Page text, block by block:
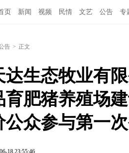
页 新闻 视频 民情 文艺 公告 专
告 > 正文
生态牧业有
育肥猪养殖场
公众参与第一
18 23:55:46